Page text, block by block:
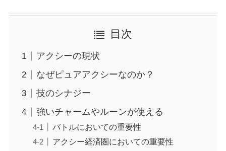
目次
アクシーの現状
なぜピュアアクシーなのか？
技のシナジー
強いチャームやルーンが使える
バトルにおいての重要性
アクシー経済圏においての重要性